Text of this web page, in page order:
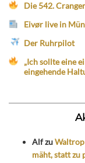
Die 542.
Eivør live in
Der Ruhrpilot
„Ich sollte eine
eingehende
AlfzuWaltrop
mäht, statt zu